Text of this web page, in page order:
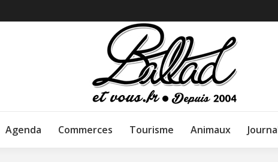
Agenda Commerces Tourisme Animaux